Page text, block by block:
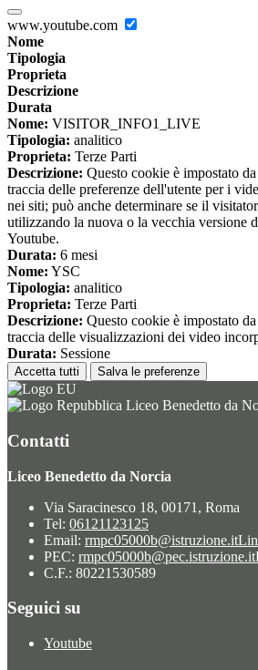
www.youtube.com
Nome
Tipologia
Proprieta
Descrizione
Durata
Nome: VISITOR_INFO1_LIVE
Tipologia: analitico
Proprieta: Terze Parti
Descrizione: Questo cookie è impostato
traccia delle preferenze dell'utente per i
nei siti; può anche determinare se il
utilizzando la nuova o la vecchia versione
Youtube.
Durata: 6 mesi
Nome: YSC
Tipologia: analitico
Proprieta: Terze Parti
Descrizione: Questo cookie è impostato
traccia delle visualizzazioni dei video
Durata: Sessione
Accetta tutti Salva le preferenze
Liceo Benedetto da
Contatti
Liceo Benedetto da Norcia
Via Saracinesco 18, 00171, Roma
Tel: 06121123125
Email: rmpc05000b@istruzione.it
PEC: rmpc05000b@pec.istruzione.it
C.F.: 80221530589
Seguici su
Youtube